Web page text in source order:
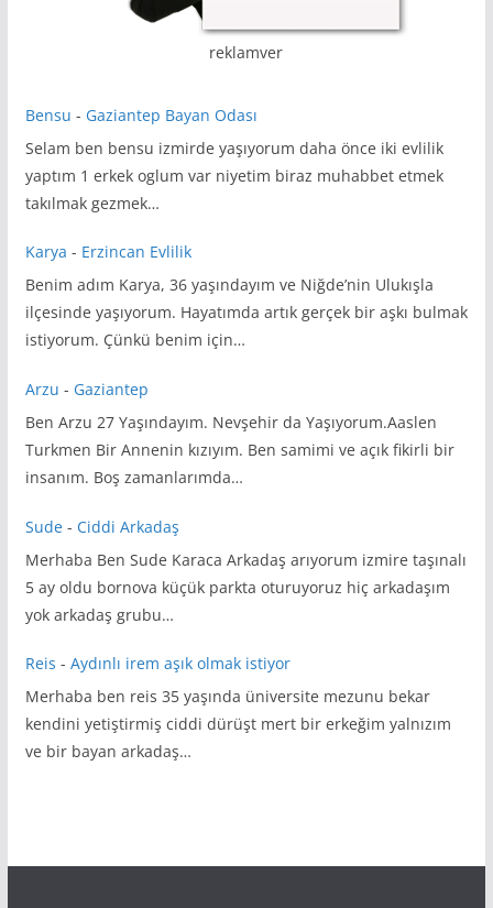
reklamver
Bensu - Gaziantep Bayan Odası
Selam ben bensu izmirde yaşıyorum daha önce iki evlilik
yaptım 1 erkek oglum var niyetim biraz muhabbet etmek
takılmak gezmek…
Karya - Erzincan Evlilik
Benim adım Karya, 36 yaşındayım ve Niğde’nin Ulukışla
ilçesinde yaşıyorum. Hayatımda artık gerçek bir aşkı bulmak
istiyorum. Çünkü benim için…
Arzu - Gaziantep
Ben Arzu 27 Yaşındayım. Nevşehir da Yaşıyorum.Aaslen
Turkmen Bir Annenin kızıyım. Ben samimi ve açık fikirli bir
insanım. Boş zamanlarımda…
Sude- Ciddi Arkadaş
Merhaba Ben Sude Karaca Arkadaş arıyorum izmire taşınalı
5 ay oldu bornova küçük parkta oturuyoruz hiç arkadaşım
yok arkadaş grubu…
Reis - Aydınlı irem aşık olmak istiyor
Merhaba ben reis 35 yaşında üniversite mezunu bekar
kendini yetiştirmiş ciddi dürüşt mert bir erkeğim yalnızım
ve bir bayan arkadaş…